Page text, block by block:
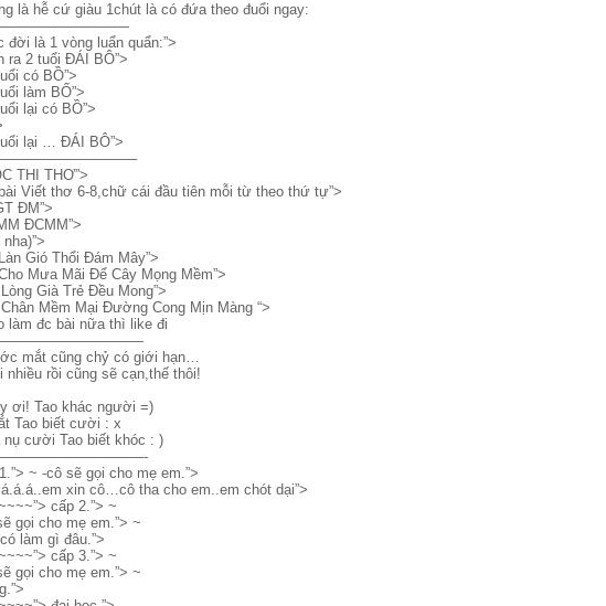
là hễ cứ giàu 1chút là có đứa theo đuổi ngay:
đời là 1 vòng luẩn quẩn:”>
ra 2 tuổi ĐÁI BÔ”>
có BỒ”>
làm BỐ”>
lại có BỒ”>
lại … ĐÁI BÔ”>
THI THƠ”>
Viết thơ 6-8,chữ cái đầu tiên mỗi từ theo thứ tự”>
ĐM”>
ĐCMM”>
Gió Thổi Đám Mây”>
Mưa Mãi Để Cây Mọng Mềm”>
Già Trẻ Đều Mong”>
Mềm Mại Đường Cong Mịn Màng “>
làm đc bài nữa thì like đi
mắt cũng chỷ có giới hạn…
nhiều rồi cũng sẽ cạn,thế thôi!
ơi! Tao khác người =)
Tao biết cười : x
nụ cười Tao biết khóc : )
~ -cô sẽ gọi cho mẹ em.”>
xin cô…cô tha cho em..em chót dại”>
cấp 2.”> ~
gọi cho mẹ em.”> ~
làm gì đâu.”>
cấp 3.”> ~
gọi cho mẹ em.”> ~